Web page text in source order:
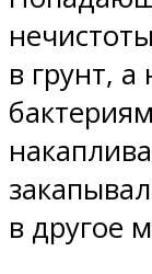
в грунт,
в другое